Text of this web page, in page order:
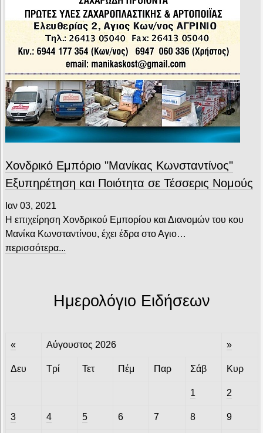
Χονδρικό Εμπόριο "Μανίκας Κωνσταντίνος"
Εξυπηρέτηση και Ποιότητα σε Τέσσερις Νομούς
Ιαν 03, 2021
Η επιχείρηση Χονδρικού Εμπορίου και Διανομών του κου
Μανίκα Κωνσταντίνου, έχει έδρα στο Αγιο…
περισσότερα...
Ημερολόγιο Ειδήσεων
« Αύγουστος 2026 »
Δευ Τρί Τετ Πέμ Παρ Σάβ Κυρ
1 2
3 4 5 6 7 8 9